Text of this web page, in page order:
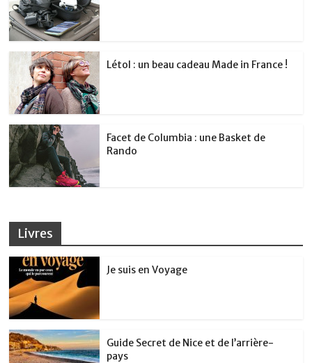
Létol : un beau cadeau Made in France !
Facet de Columbia : une Basket de
Rando
Livres
Je suis en Voyage
Guide Secret de Nice et de l’arrière-
pays